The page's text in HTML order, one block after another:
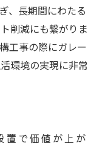
、長期間にわたる
削減にも繋がりま
工事の際にガレー
環境の実現に非常
置で価値が上が